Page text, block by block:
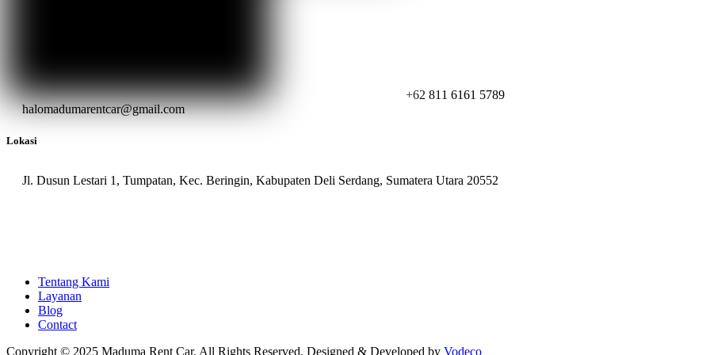
+62 811 6161 5789
halomadumarentcar@gmail.com
Lokasi
Jl. Dusun Lestari 1, Tumpatan, Kec. Beringin, Kabupaten Deli Serdang, Sumatera Utara 20552
Tentang Kami
Layanan
Blog
Contact
Copyright © 2025 Maduma Rent Car. All Rights Reserved. Designed & Developed by Vodeco